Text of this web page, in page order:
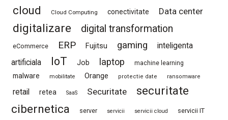
cloud Cloud Computing conectivitate Data center
digitalizare digital transformation
eCommerce ERP Fujitsu gaming
inteligenta
artificiala
IoT Job laptop machine learning
malware mobilitate Orange protectie date ransomware
retail retea SaaS Securitate
securitate
cibernetica
server servicii servicii cloud servicii IT